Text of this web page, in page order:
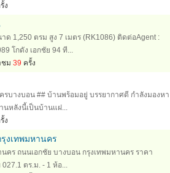
ง
ด 1,250 ตรม สูง 7 เมตร (RK1086) ติดต่อAgent :
โกดัง เอกชัย 94 ที...
ชม 39 ครั้ง
บางบอน ## บ้านพร้อมอยู่ บรรยากาศดี กำลังมองหา
หลังนี้เป็นบ้านแฝ...
ง
งเทพมหานคร
คร ถนนเอกชัย บางบอน กรุงเทพมหานคร ราคา
ตร.ม. - 1 ห้อ...